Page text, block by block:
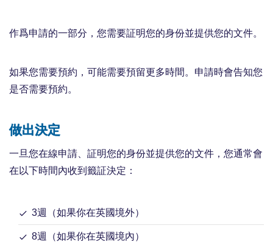
作爲申請的一部分，您需要証明您的身份並提供您的文件。
如果您需要預約，可能需要預留更多時間。申請時會告知您
是否需要預約。
做出決定
一旦您在線申請、証明您的身份並提供您的文件，您通常會
在以下時間內收到籤証決定：
3週（如果你在英國境外）
8週（如果你在英國境內）